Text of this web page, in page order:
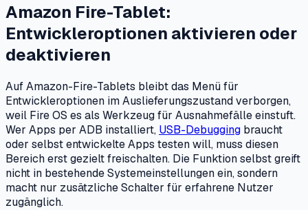
Amazon Fire-Tablet:
Entwickleroptionen aktivieren oder
deaktivieren
Auf Amazon-Fire-Tablets bleibt das Menü für
Entwickleroptionen im Auslieferungszustand verborgen,
weil Fire OS es als Werkzeug für Ausnahmefälle einstuft.
Wer Apps per ADB installiert, USB-Debugging braucht
oder selbst entwickelte Apps testen will, muss diesen
Bereich erst gezielt freischalten. Die Funktion selbst greift
nicht in bestehende Systemeinstellungen ein, sondern
macht nur zusätzliche Schalter für erfahrene Nutzer
zugänglich.